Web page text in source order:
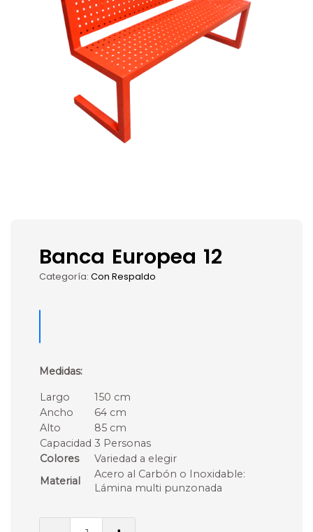
Banca Europea 12
Categoría: Con Respaldo
Medidas:
Largo
150 cm
Ancho
64 cm
Alto
85 cm
Capacidad 3 Personas
Colores
Variedad a elegir
Material
Acero al Carbón o Inoxidable:
Lámina multi punzonada